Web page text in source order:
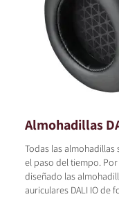
Almohadillas
Todas las almohadillas
el paso del tiempo.
diseñado las
auriculares DALI IO de